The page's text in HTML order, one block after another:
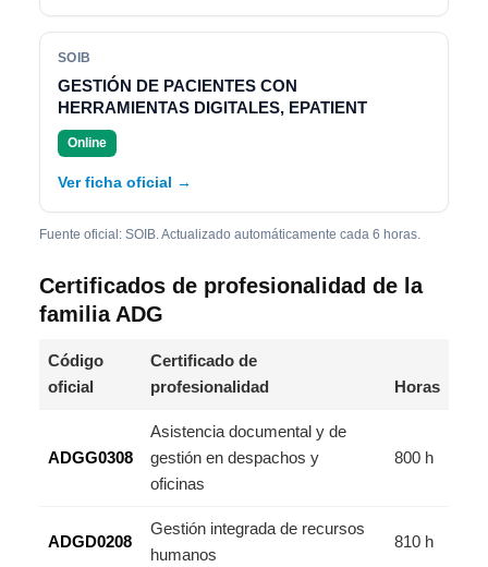
SOIB
GESTIÓN DE PACIENTES CON
HERRAMIENTAS DIGITALES, EPATIENT
Online
Ver ficha oficial →
Fuente oficial: SOIB. Actualizado automáticamente cada 6 horas.
Certificados de profesionalidad de la
familia ADG
Código
oficial
Certificado de
profesionalidad
Horas
ADGG0308
Asistencia documental y de
gestión en despachos y
oficinas
800 h
ADGD0208
Gestión integrada de recursos
humanos
810 h